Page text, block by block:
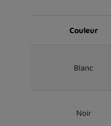
Couleur
Blanc
Noir